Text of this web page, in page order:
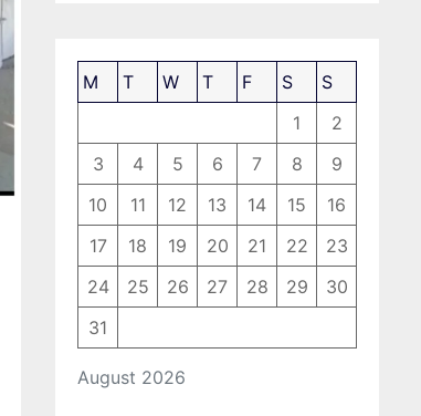
August 2026
M T W T F S
S
1
2
3
4 5 6 7 8
9
10
11 12 13 14 15
16
17
18 19 20 21 22
23
24
25 26 27 28 29
30
31